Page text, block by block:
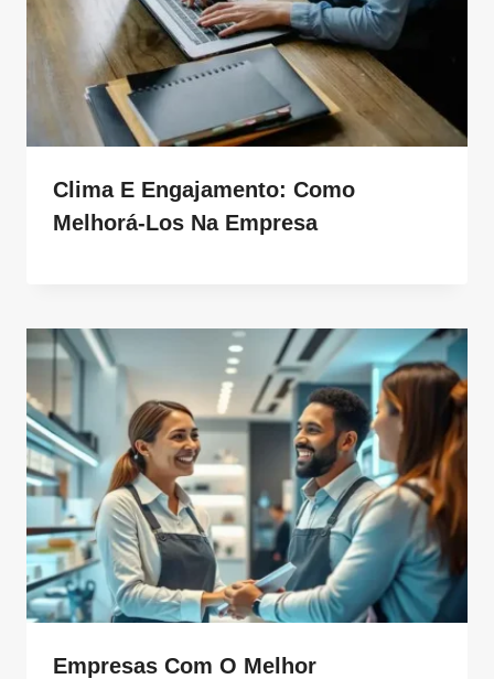
Clima E Engajamento: Como
Melhorá-Los Na Empresa
Empresas Com O Melhor